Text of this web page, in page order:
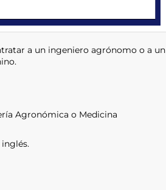
a un ingeniero agrónomo o a un
Agronómica o Medicina